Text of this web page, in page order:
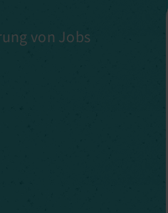
von Jobs